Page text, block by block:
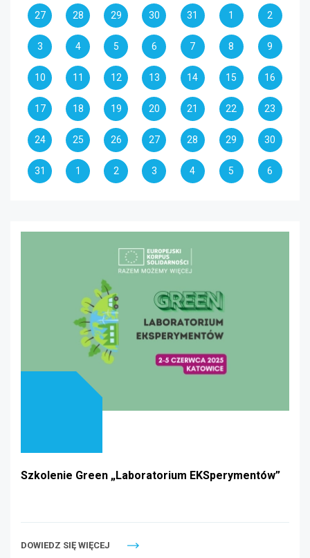
27 28 29 30 31 1 2
3 4 5 6 7 8 9
10 11 12 13 14 15 16
17 18 19 20 21 22 23
24 25 26 27 28 29 30
31 1 2 3 4 5 6
Szkolenie Green „Laboratorium EKSperymentów”
DOWIEDZ SIĘ WIĘCEJ